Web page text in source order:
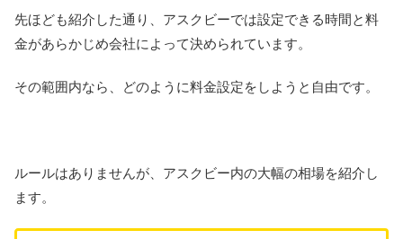
先ほども紹介した通り、アスクビーでは設定できる時間と料
金があらかじめ会社によって決められています。
その範囲内なら、どのように料金設定をしようと自由です。
ルールはありませんが、アスクビー内の大幅の相場を紹介し
ます。